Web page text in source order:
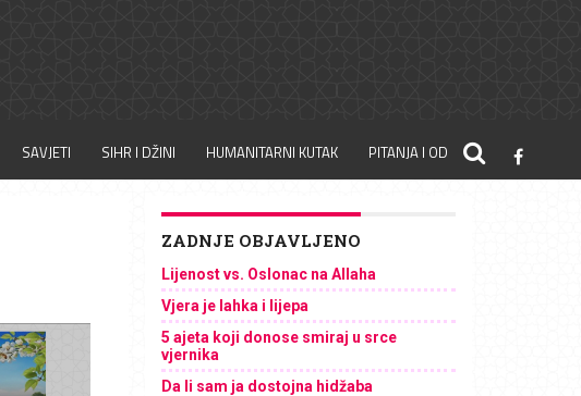
SAVJETI SIHR I DŽINI HUMANITARNI KUTAK PITANJA I ODGOVORI
ZADNJE OBJAVLJENO
Lijenost vs. Oslonac na Allaha
Vjera je lahka i lijepa
5 ajeta koji donose smiraj u srce
vjernika
Da li sam ja dostojna hidžaba